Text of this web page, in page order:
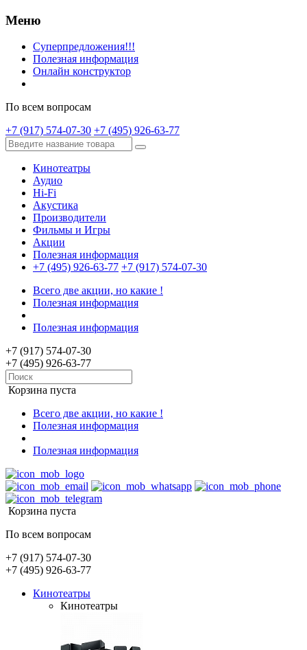
Меню
Суперпредложения!!!
Полезная информация
Онлайн конструктор
По всем вопросам
+7 (917) 574-07-30 +7 (495) 926-63-77
Кинотеатры
Аудио
Hi-Fi
Акустика
Производители
Фильмы и Игры
Акции
Полезная информация
+7 (495) 926-63-77 +7 (917) 574-07-30
Всего две акции, но какие !
Полезная информация
Полезная информация
+7 (917) 574-07-30
+7 (495) 926-63-77
Корзина пуста
Всего две акции, но какие !
Полезная информация
Полезная информация
Корзина пуста
По всем вопросам
+7 (917) 574-07-30
+7 (495) 926-63-77
Кинотеатры
Кинотеатры